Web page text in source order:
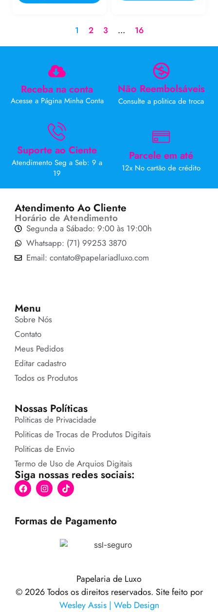
1 2 3 … 16
Receba na conta
Acesse a Página Minha Conta
Não Reembolsáveis
Consulte a politica de troca
Suporte ao Ciente
Atendimento Seg a Seb: 9 a
19
Parcele em até
12x No cartão de crédito
Atendimento Ao Cliente
Horário de Atendimento
Segunda a Sábado: 9:00 às 19:00h
Whatsapp: (71) 99253 3870
Email: contato@papelariadluxo.com
Menu
Sobre Nós
Contato
Meus Pedidos
Editar cadastro
Todos os Produtos
Nossas Políticas
Politicas de Privacidade
Politicas de Trocas de Produtos Digitais
Politicas de Envio
Termo de Uso de Arquios Digitais
Siga nossas redes sociais:
Formas de Pagamento
Papelaria de Luxo
© 2026 Todos os direitos reservados. Site feito por
Wesley Assis | Web Design